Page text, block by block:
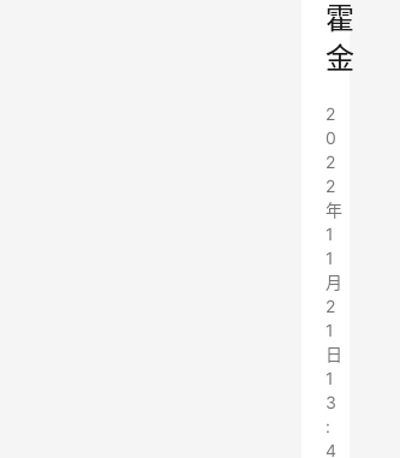
霍
金
2
0
2
2
年
1
1
月
2
1
日
1
3
:
4